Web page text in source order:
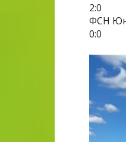
2:0
ФСН
0:0